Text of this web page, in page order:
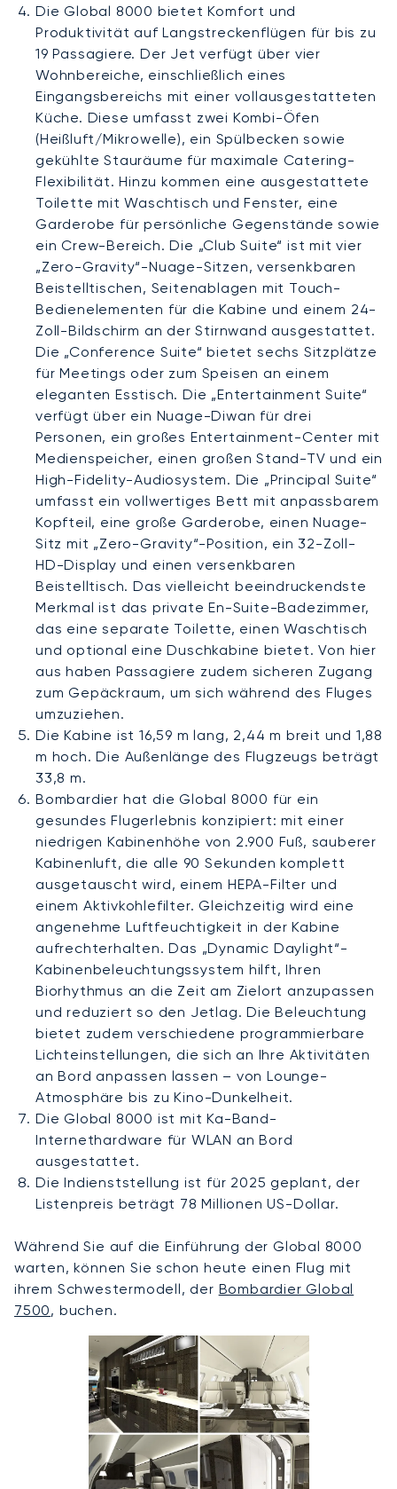
Die Global 8000 bietet Komfort und
Produktivität auf Langstreckenflügen für bis zu
19 Passagiere. Der Jet verfügt über vier
Wohnbereiche, einschließlich eines
Eingangsbereichs mit einer vollausgestatteten
Küche. Diese umfasst zwei Kombi-Öfen
(Heißluft/Mikrowelle), ein Spülbecken sowie
gekühlte Stauräume für maximale Catering-
Flexibilität. Hinzu kommen eine ausgestattete
Toilette mit Waschtisch und Fenster, eine
Garderobe für persönliche Gegenstände sowie
ein Crew-Bereich. Die „Club Suite“ ist mit vier
„Zero-Gravity“-Nuage-Sitzen, versenkbaren
Beistelltischen, Seitenablagen mit Touch-
Bedienelementen für die Kabine und einem 24-
Zoll-Bildschirm an der Stirnwand ausgestattet.
Die „Conference Suite“ bietet sechs Sitzplätze
für Meetings oder zum Speisen an einem
eleganten Esstisch. Die „Entertainment Suite“
verfügt über ein Nuage-Diwan für drei
Personen, ein großes Entertainment-Center mit
Medienspeicher, einen großen Stand-TV und ein
High-Fidelity-Audiosystem. Die „Principal Suite“
umfasst ein vollwertiges Bett mit anpassbarem
Kopfteil, eine große Garderobe, einen Nuage-
Sitz mit „Zero-Gravity“-Position, ein 32-Zoll-
HD-Display und einen versenkbaren
Beistelltisch. Das vielleicht beeindruckendste
Merkmal ist das private En-Suite-Badezimmer,
das eine separate Toilette, einen Waschtisch
und optional eine Duschkabine bietet. Von hier
aus haben Passagiere zudem sicheren Zugang
zum Gepäckraum, um sich während des Fluges
umzuziehen.
Die Kabine ist 16,59 m lang, 2,44 m breit und 1,88
m hoch. Die Außenlänge des Flugzeugs beträgt
33,8 m.
Bombardier hat die Global 8000 für ein
gesundes Flugerlebnis konzipiert: mit einer
niedrigen Kabinenhöhe von 2.900 Fuß, sauberer
Kabinenluft, die alle 90 Sekunden komplett
ausgetauscht wird, einem HEPA-Filter und
einem Aktivkohlefilter. Gleichzeitig wird eine
angenehme Luftfeuchtigkeit in der Kabine
aufrechterhalten. Das „Dynamic Daylight“-
Kabinenbeleuchtungssystem hilft, Ihren
Biorhythmus an die Zeit am Zielort anzupassen
und reduziert so den Jetlag. Die Beleuchtung
bietet zudem verschiedene programmierbare
Lichteinstellungen, die sich an Ihre Aktivitäten
an Bord anpassen lassen – von Lounge-
Atmosphäre bis zu Kino-Dunkelheit.
Die Global 8000 ist mit Ka-Band-
Internethardware für WLAN an Bord
ausgestattet.
Die Indienststellung ist für 2025 geplant, der
Listenpreis beträgt 78 Millionen US-Dollar.
Während Sie auf die Einführung der Global 8000
warten, können Sie schon heute einen Flug mit
ihrem Schwestermodell, der Bombardier Global
7500, buchen.